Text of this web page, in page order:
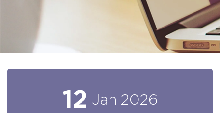
12 Jan 2026